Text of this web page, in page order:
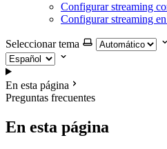
Configurar streaming
Configurar streaming
Seleccionar tema
En esta página
Preguntas frecuentes
En esta página